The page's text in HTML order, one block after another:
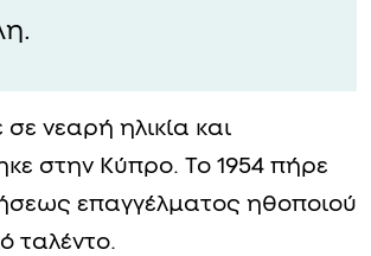
νεαρή ηλικία και
στην Κύπρο. Το 1954 πήρε
επαγγέλματος ηθοποιού
ταλέντο.